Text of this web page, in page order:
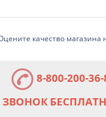
8-800-200-36-
ЗВОНОК